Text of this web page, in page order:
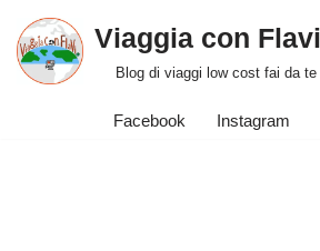
Vai
Viaggia con
Blog di viaggi low cost fai da te
Facebook Instagram